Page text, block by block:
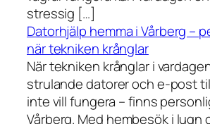
stressig […]
Datorhjälp hemma i Vårberg –
när tekniken krånglar
När tekniken krånglar i
strulande datorer och e-post
inte vill fungera – finns
Vårberg. Med hembesök i lugn